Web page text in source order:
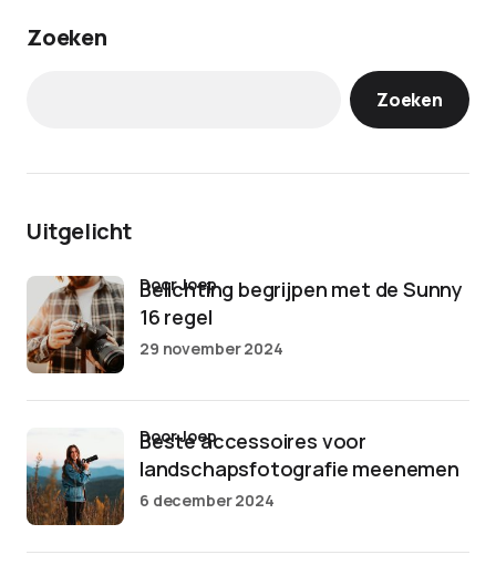
Zoeken
Zoeken
Uitgelicht
Belichting begrijpen met de Sunny
16 regel
door Joep
29 november 2024
Beste accessoires voor
landschapsfotografie meenemen
door Joep
6 december 2024